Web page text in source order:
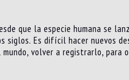
que la especie humana se
siglos. Es difícil hacer nuevos
volver a registrarlo, para